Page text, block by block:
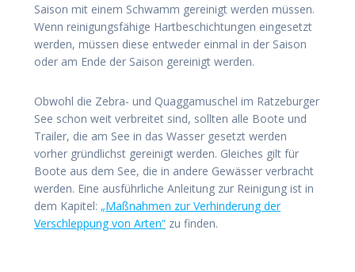
Saison mit einem Schwamm gereinigt werden müssen.
Wenn reinigungsfähige Hartbeschichtungen eingesetzt
werden, müssen diese entweder einmal in der Saison
oder am Ende der Saison gereinigt werden.
Obwohl die Zebra- und Quaggamuschel im Ratzeburger
See schon weit verbreitet sind, sollten alle Boote und
Trailer, die am See in das Wasser gesetzt werden
vorher gründlichst gereinigt werden. Gleiches gilt für
Boote aus dem See, die in andere Gewässer verbracht
werden. Eine ausführliche Anleitung zur Reinigung ist in
dem Kapitel: „Maßnahmen zur Verhinderung der
Verschleppung von Arten“ zu finden.